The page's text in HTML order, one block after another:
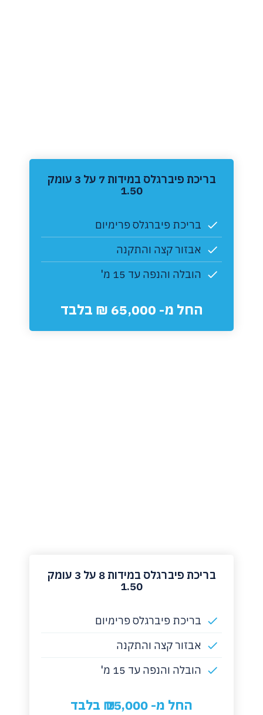
‏בריכת פיברגלס במידות 7 על 3 עומק
1.50
בריכת פיברגלס פרימיום
אבזור קצה והתקנה
הובלה והנפה עד 15 מ'
החל מ- 65,000 ₪ בלבד
‏בריכת פיברגלס במידות 8 על 3 עומק
1.50
בריכת פיברגלס פרימיום
אבזור קצה והתקנה
הובלה והנפה עד 15 מ'
החל מ- 75,000 ₪ בלבד